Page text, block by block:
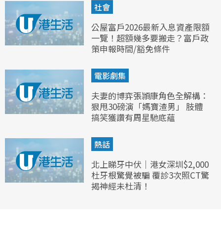
社會
公屋富戶2026最新入息資產限額
一覽！超額幾多要搬走？富戶政
策申報時間/豁免條件
電影劇集
夫妻的博弈張頴康角色全解構：
狠甩30磅演「媽寶渣男」 肢體
搞笑獲讚有周星馳底蘊
熱話
北上睇牙中伏｜港女深圳$2,000
杜牙根驚覺被騙 覆診3次照CT驚
揭神經未杜清！